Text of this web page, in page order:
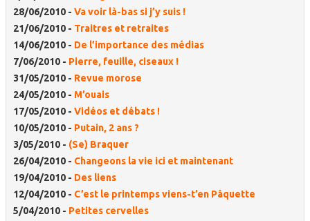
28/06/2010 - Va voir là-bas si j’y suis !
21/06/2010 - Traitres et retraites
14/06/2010 - De l’importance des médias
7/06/2010 - Pierre, feuille, ciseaux !
31/05/2010 - Revue morose
24/05/2010 - M’ouais
17/05/2010 - Vidéos et débats !
10/05/2010 - Putain, 2 ans ?
3/05/2010 - (Se) Braquer
26/04/2010 - Changeons la vie ici et maintenant
19/04/2010 - Des liens
12/04/2010 - C’est le printemps viens-t’en Pâquette
5/04/2010 - Petites cervelles